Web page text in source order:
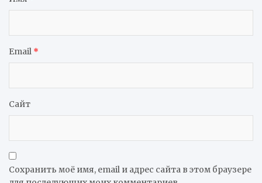
Email *
Сайт
Сохранить моё имя, email и адрес сайта в этом браузере